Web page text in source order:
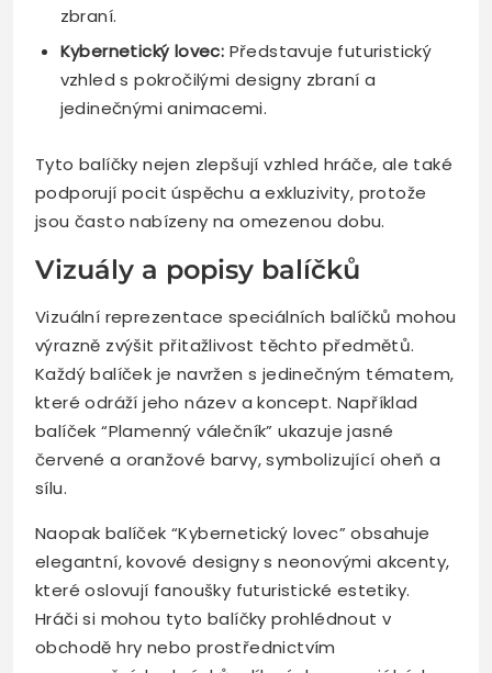
zbraní.
Kybernetický lovec: Představuje futuristický
vzhled s pokročilými designy zbraní a
jedinečnými animacemi.
Tyto balíčky nejen zlepšují vzhled hráče, ale také
podporují pocit úspěchu a exkluzivity, protože
jsou často nabízeny na omezenou dobu.
Vizuály a popisy balíčků
Vizuální reprezentace speciálních balíčků mohou
výrazně zvýšit přitažlivost těchto předmětů.
Každý balíček je navržen s jedinečným tématem,
které odráží jeho název a koncept. Například
balíček “Plamenný válečník” ukazuje jasné
červené a oranžové barvy, symbolizující oheň a
sílu.
Naopak balíček “Kybernetický lovec” obsahuje
elegantní, kovové designy s neonovými akcenty,
které oslovují fanoušky futuristické estetiky.
Hráči si mohou tyto balíčky prohlédnout v
obchodě hry nebo prostřednictvím